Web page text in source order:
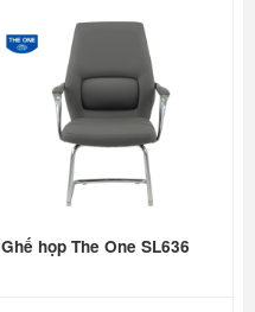
Ghế họp The One SL636